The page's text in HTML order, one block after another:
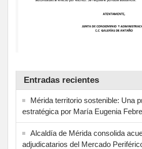
Entradas recientes
Mérida territorio sostenible: Una
estratégica por María Eugenia
Alcaldía de Mérida consolida
adjudicatarios del Mercado